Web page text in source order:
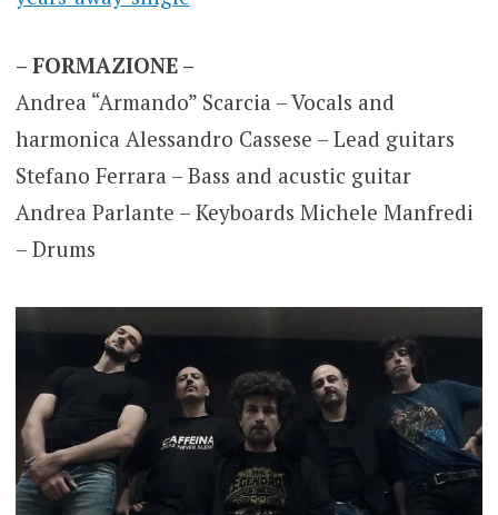
– FORMAZIONE –
Andrea “Armando” Scarcia – Vocals and
harmonica Alessandro Cassese – Lead guitars
Stefano Ferrara – Bass and acustic guitar
Andrea Parlante – Keyboards Michele Manfredi
– Drums